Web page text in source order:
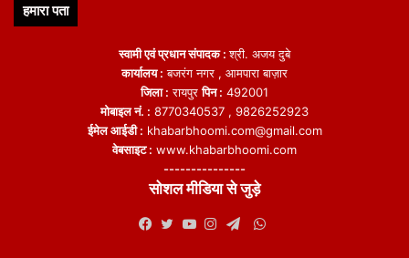
हमारा पता
स्वामी एवं प्रधान संपादक :श्री. अजय दुबे
कार्यालय : बजरंग नगर , आमपारा बाज़ार
जिला : रायपुरपिन : 492001
मोबाइल नं. : 8770340537 , 9826252923
ईमेल आईडी : khabarbhoomi.com@gmail.com
वेबसाइट : www.khabarbhoomi.com
---------------
सोशल मीडिया से जुड़े
WhatsApp